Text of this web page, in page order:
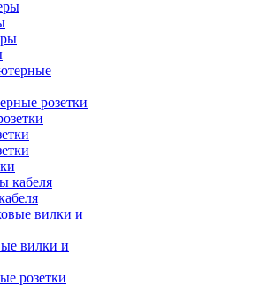
розетки
вилки и